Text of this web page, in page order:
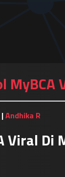
|Andhika R
Viral